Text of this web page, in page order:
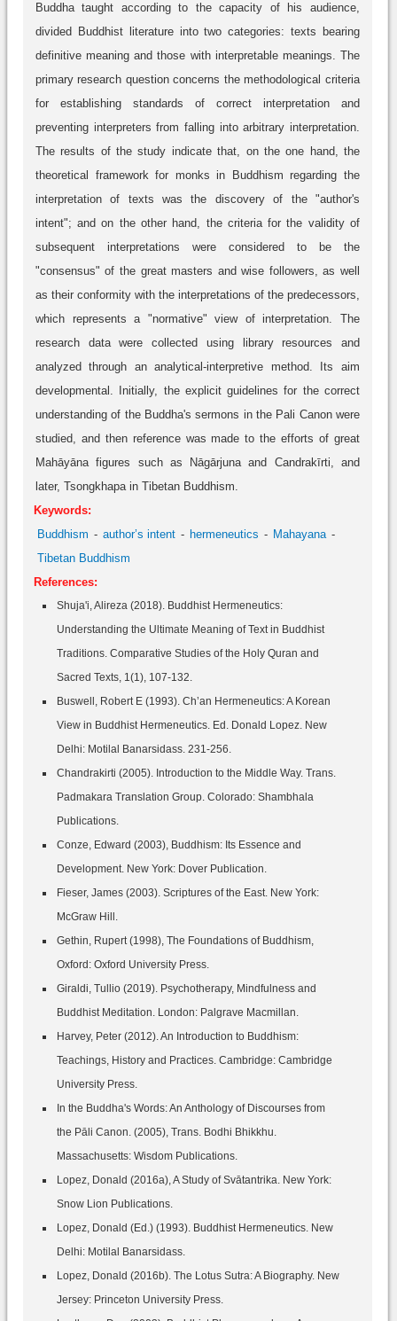
Buddha taught according to the capacity of his audience,
divided Buddhist literature into two categories: texts bearing
definitive meaning and those with interpretable meanings. The
primary research question concerns the methodological criteria
for establishing standards of correct interpretation and
preventing interpreters from falling into arbitrary interpretation.
The results of the study indicate that, on the one hand, the
theoretical framework for monks in Buddhism regarding the
interpretation of texts was the discovery of the "author's
intent"; and on the other hand, the criteria for the validity of
subsequent interpretations were considered to be the
"consensus" of the great masters and wise followers, as well
as their conformity with the interpretations of the predecessors,
which represents a "normative" view of interpretation. The
research data were collected using library resources and
analyzed through an analytical-interpretive method. Its aim
developmental. Initially, the explicit guidelines for the correct
understanding of the Buddha's sermons in the Pali Canon were
studied, and then reference was made to the efforts of great
Mahāyāna figures such as Nāgārjuna and Candrakīrti, and
later, Tsongkhapa in Tibetan Buddhism.
Keywords:
Buddhism
author’s intent hermeneutics
Mahayana
Tibetan Buddhism
References:
Shuja'i, Alireza (2018). Buddhist Hermeneutics:
Understanding the Ultimate Meaning of Text in Buddhist
Traditions. Comparative Studies of the Holy Quran and
Sacred Texts, 1(1), 107-132.
Buswell, Robert E (1993). Ch’an Hermeneutics: A Korean
View in Buddhist Hermeneutics. Ed. Donald Lopez. New
Delhi: Motilal Banarsidass. 231-256.
Chandrakirti (2005). Introduction to the Middle Way. Trans.
Padmakara Translation Group. Colorado: Shambhala
Publications.
Conze, Edward (2003), Buddhism: Its Essence and
Development. New York: Dover Publication.
Fieser, James (2003). Scriptures of the East. New York:
McGraw Hill.
Gethin, Rupert (1998), The Foundations of Buddhism,
Oxford: Oxford University Press.
Giraldi, Tullio (2019). Psychotherapy, Mindfulness and
Buddhist Meditation. London: Palgrave Macmillan.
Harvey, Peter (2012). An Introduction to Buddhism:
Teachings, History and Practices. Cambridge: Cambridge
University Press.
In the Buddha's Words: An Anthology of Discourses from
the Pāli Canon. (2005), Trans. Bodhi Bhikkhu.
Massachusetts: Wisdom Publications.
Lopez, Donald (2016a), A Study of Svātantrika. New York:
Snow Lion Publications.
Lopez, Donald (Ed.) (1993). Buddhist Hermeneutics. New
Delhi: Motilal Banarsidass.
Lopez, Donald (2016b). The Lotus Sutra: A Biography. New
Jersey: Princeton University Press.